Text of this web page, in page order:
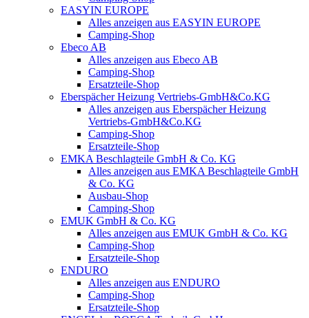
EASYIN EUROPE
Alles anzeigen aus EASYIN EUROPE
Camping-Shop
Ebeco AB
Alles anzeigen aus Ebeco AB
Camping-Shop
Ersatzteile-Shop
Eberspächer Heizung Vertriebs-GmbH&Co.KG
Alles anzeigen aus Eberspächer Heizung
Vertriebs-GmbH&Co.KG
Camping-Shop
Ersatzteile-Shop
EMKA Beschlagteile GmbH & Co. KG
Alles anzeigen aus EMKA Beschlagteile GmbH
& Co. KG
Ausbau-Shop
Camping-Shop
EMUK GmbH & Co. KG
Alles anzeigen aus EMUK GmbH & Co. KG
Camping-Shop
Ersatzteile-Shop
ENDURO
Alles anzeigen aus ENDURO
Camping-Shop
Ersatzteile-Shop